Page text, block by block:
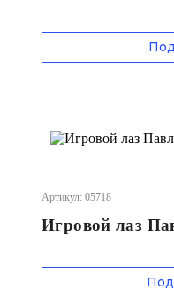
Артикул: 05718
Игровой лаз